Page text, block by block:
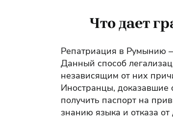
Что дает
Репатриация в Румынию
Данный способ
независящим от них
Иностранцы, доказавшие
получить паспорт на
знанию языка и отказа